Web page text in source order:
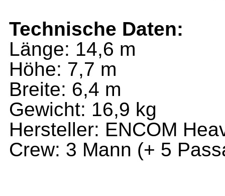
Technische Daten:
Länge: 14,6 m
Höhe: 7,7 m
Breite: 6,4 m
Gewicht: 16,9 kg
Hersteller: ENCOM
Crew: 3 Mann (+ 5